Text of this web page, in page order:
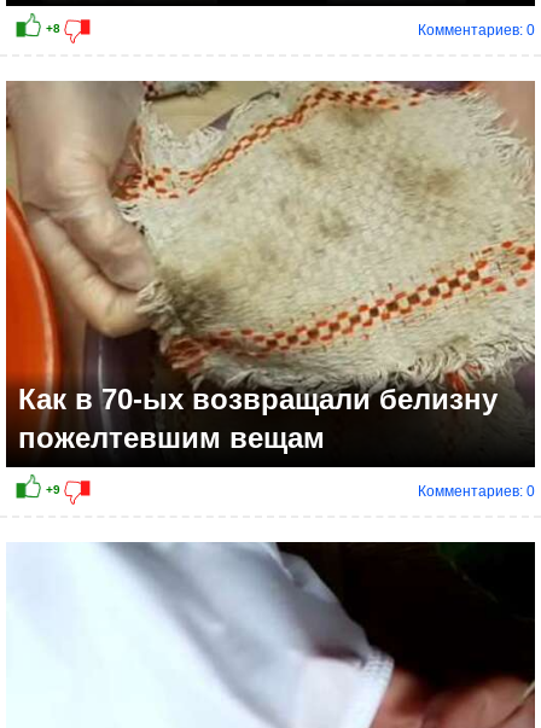
Комментариев: 0
Как в 70-ых возвращали белизну
пожелтевшим вещам
Комментариев: 0